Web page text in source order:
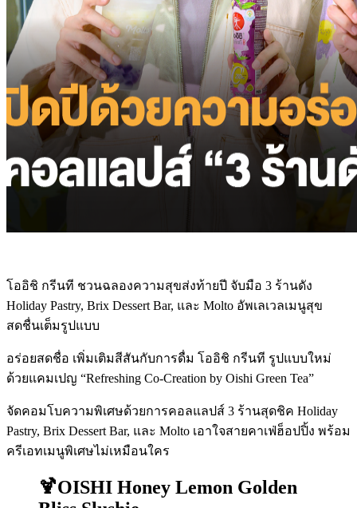
โออิชิ กรีนที ชวนฉลองความสุขส่งท้ายปี จับมือ 3 ร้านดัง
Holiday Pastry, Brix Dessert Bar, และ Molto อัพเลเวลเมนูสุข
สดชื่นเต็มรูปแบบ
อร่อยสดชื่อ เพิ่มเติมสีสันกับการดื่ม โออิชิ กรีนที รูปแบบใหม่
ด้วยแคมเปญ “Refreshing Co-Creation by Oishi Green Tea”
จัดคอมโบความพิเศษด้วยการคอลแลปส์ 3 ร้านสุดชิค Holiday
Pastry, Brix Dessert Bar, และ Molto เอาใจสายคาเฟ่ฮ็อปปิ้ง พร้อม
ครีเอทเมนูพิเศษไม่เหมือนใคร
🍹OISHI Honey Lemon Golden